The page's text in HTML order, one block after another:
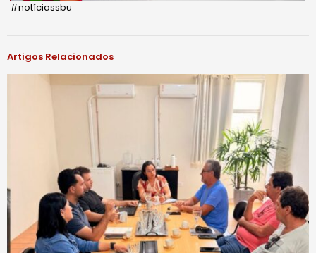
#notíciassbu
Artigos Relacionados